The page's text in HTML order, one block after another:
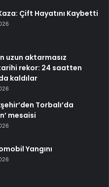
Çift Hayatını Kaybetti
uzun aktarmasız
rekor: 24 saatten
kaldılar
Torbalı’da
mesaisi
Yangını